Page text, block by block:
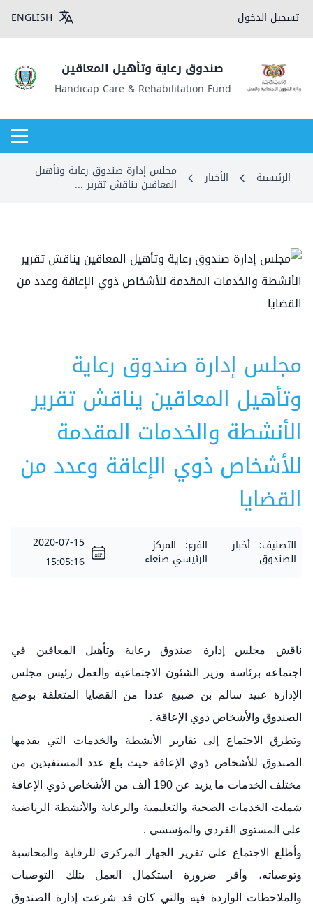
تسجيل الدخول ENGLISH
صندوق رعاية وتأهيل المعاقين
Handicap Care & Rehabilitation Fund
الرئيسية الأخبار مجلس إدارة صندوق رعاية وتأهيل
المعاقين يناقش تقرير ...
مجلس إدارة صندوق رعاية
وتأهيل المعاقين يناقش تقرير
الأنشطة والخدمات المقدمة
للأشخاص ذوي الإعاقة وعدد من
القضايا
التصنيف: أخبار
الصندوق
الفرع: المركز
الرئيسي صنعاء
2020-07-15
15:05:16
ناقش مجلس إدارة صندوق رعاية وتأهيل المعاقين في
اجتماعه برئاسة وزير الشئون الاجتماعية والعمل رئيس مجلس
الإدارة عبيد سالم بن ضبيع عددا
من القضايا المتعلقة بوضع
الصندوق والأشخاص ذوي الإعاقة .
وتطرق الاجتماع إلى تقارير الأنشطة والخدمات التي يقدمها
الصندوق للأشخاص ذوي الإعاقة حيث بلغ عدد المستفيدين من
مختلف الخدمات ما يزيد عن 190 ألف
من الأشخاص ذوي الإعاقة
شملت الخدمات الصحية والتعليمية والرعاية والأنشطة
الرياضية
على المستوى الفردي والمؤسسي .
وأطلع الاجتماع على تقرير
الجهاز المركزي للرقابة والمحاسبة
وتوصياته، وأقر ضرورة استكمال العمل بتلك
التوصيات
والملاحظات الواردة فيه والتي كان قد شرعت إدارة الصندوق